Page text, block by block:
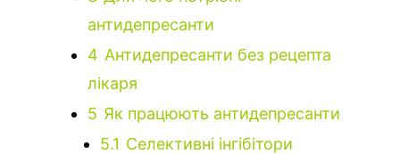
антидепресанти
4 Антидепресанти без рецепта
лікаря
5 Як працюють антидепресанти
5.1 Селективні інгібітори